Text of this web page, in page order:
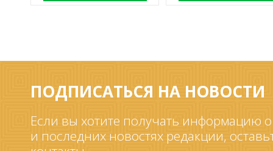
ПОДПИСАТЬСЯ НА НОВОСТИ
Если вы хотите получать информацию
и последних новостях редакции,